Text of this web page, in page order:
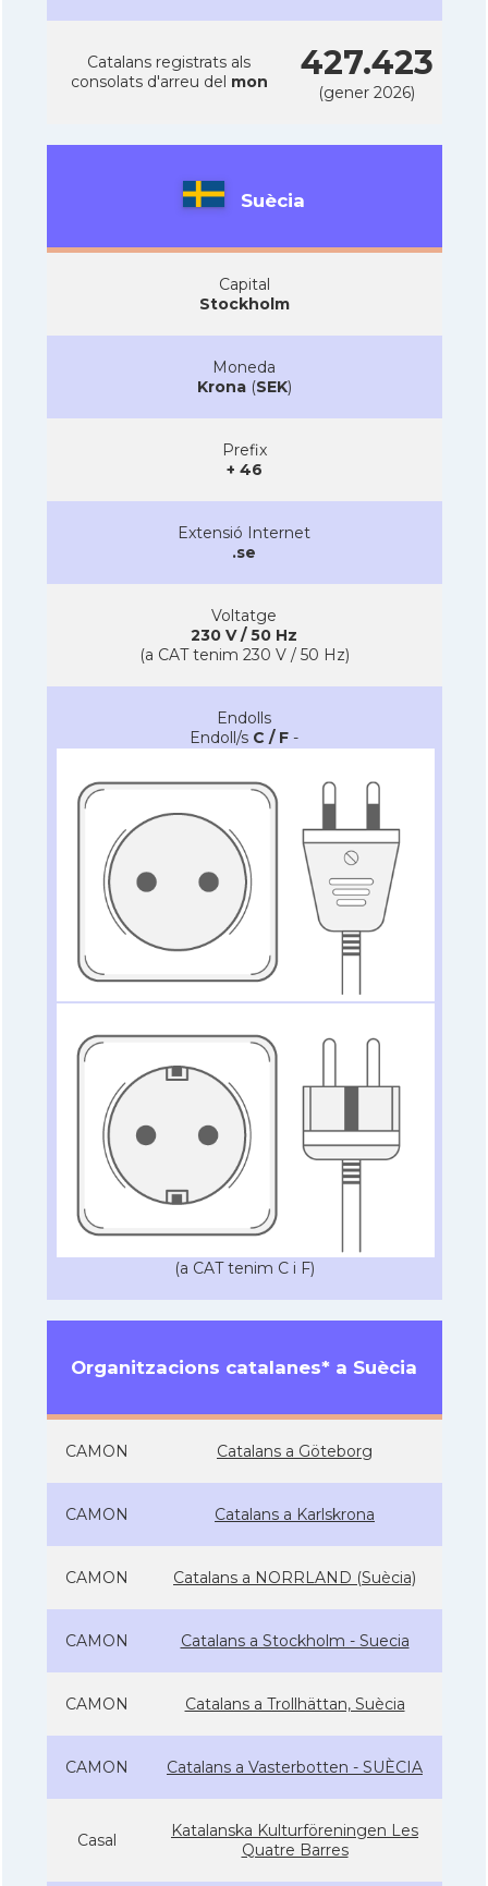
Catalans registrats als
consolats d'arreu del mon 427.423
(gener 2026)
Suècia
Capital
Stockholm
Moneda
Krona(SEK)
Prefix
+ 46
Extensió Internet
.se
Voltatge
230 V / 50 Hz
(a CAT tenim 230 V / 50 Hz)
Endolls
Endoll/s C / F -
(a CAT tenim C i F)
Organitzacions catalanes* a Suècia
CAMON Catalans a Göteborg
CAMON Catalans a Karlskrona
CAMON Catalans a NORRLAND (Suècia)
CAMON Catalans a Stockholm - Suecia
CAMON Catalans a Trollhättan, Suècia
CAMON Catalans a Vasterbotten - SUÈCIA
Casal
Katalanska Kulturföreningen Les
Quatre Barres